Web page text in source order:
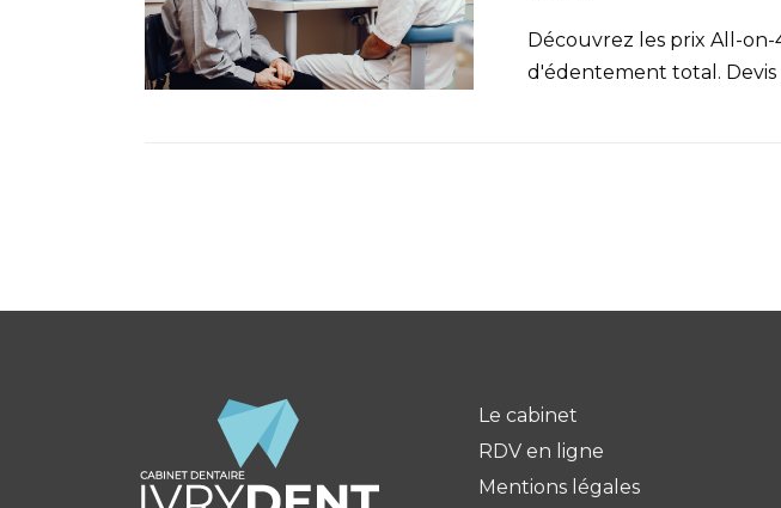
Découvrez les prix All-
d'édentement total.
Le cabinet
RDV en ligne
Mentions légales